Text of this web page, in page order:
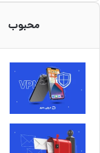
محبوب